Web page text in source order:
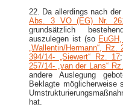
22. Da allerdings nach
Abs. 3 VO (EG) Nr.
grundsätzlich
auszulegen ist (so
„Wallentin/Hermann“, Rz.
394/14- „Siewert“ Rz. 17;
257/14- „van der Lans“
andere Auslegung
Beklagte möglicherweise
hat.